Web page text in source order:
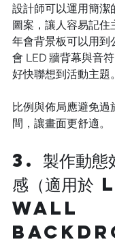
設計師可以運用簡潔
圖案，讓人容易記住
年會背景板可以用到
會 LED 牆背幕與音
好快聯想到活動主題
比例與佈局應避免過
間，讓畫面更舒適。
3. 製作動態
感（適用於
Wall